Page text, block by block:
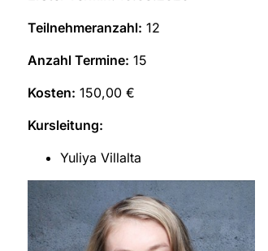
Teilnehmeranzahl: 12
Anzahl Termine: 15
Kosten: 150,00 €
Kursleitung:
Yuliya Villalta